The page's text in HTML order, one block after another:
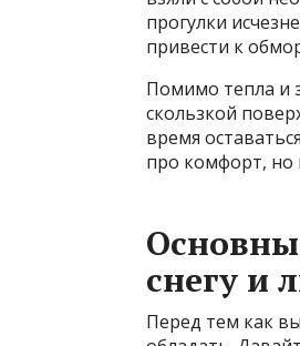
прогулки
привести к
Помимо тепла и
скользкой
время
про комфорт, но
снегу и
Перед тем как